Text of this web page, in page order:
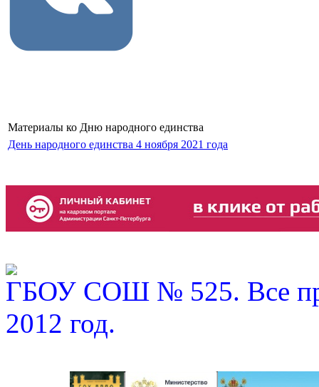
Материалы ко Дню народного единства
День народного единства 4 ноября 2021 года
ГБОУ СОШ № 525. Все
2012 год.